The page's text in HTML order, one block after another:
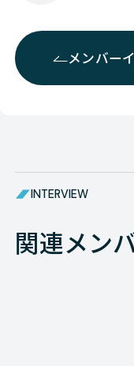
メンバー
INTERVIEW
関連メン